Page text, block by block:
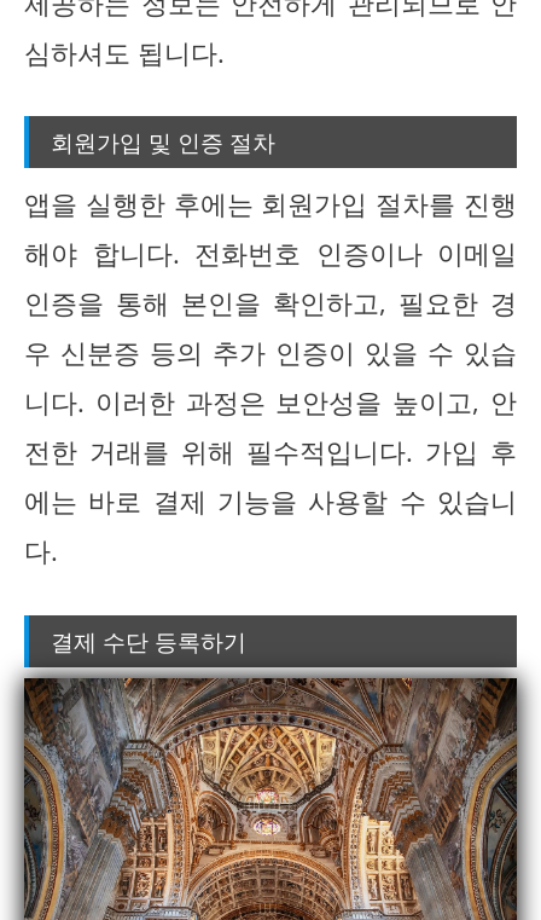
심하셔도 됩니다.
회원가입 및 인증 절차
앱을 실행한 후에는 회원가입 절차를 진행
해야 합니다. 전화번호 인증이나 이메일
인증을 통해 본인을 확인하고, 필요한 경
우 신분증 등의 추가 인증이 있을 수 있습
니다. 이러한 과정은 보안성을 높이고, 안
전한 거래를 위해 필수적입니다. 가입 후
에는 바로 결제 기능을 사용할 수 있습니
다.
결제 수단 등록하기